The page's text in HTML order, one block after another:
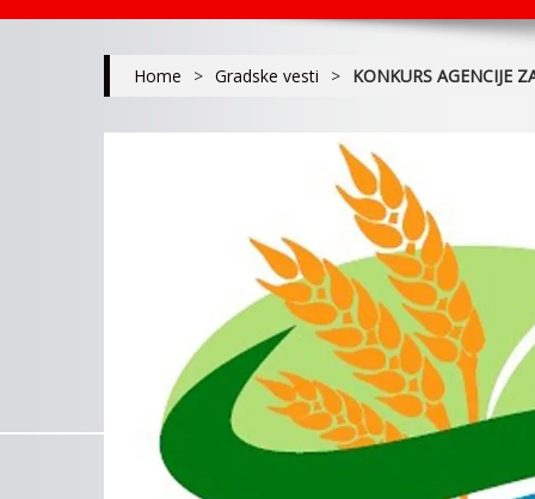
Home > Gradske vesti > KONKURS AGENCIJE